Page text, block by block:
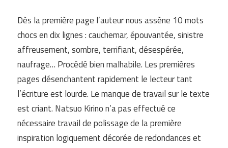
Dès la première page l’auteur nous assène 10 mots
chocs en dix lignes : cauchemar, épouvantée, sinistre
affreusement, sombre, terrifiant, désespérée,
naufrage… Procédé bien malhabile. Les premières
pages désenchantent rapidement le lecteur tant
l’écriture est lourde. Le manque de travail sur le texte
est criant. Natsuo Kirino n’a pas effectué ce
nécessaire travail de polissage de la première
inspiration logiquement décorée de redondances et